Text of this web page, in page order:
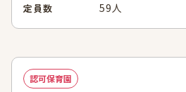
定員数 59人
認可保育園